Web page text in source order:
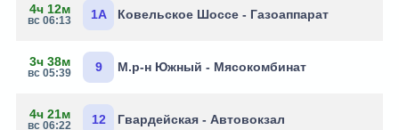
4ч 12м
вс 06:13 1А Ковельское Шоссе - Газоаппарат
3ч 38м
вс 05:39 9 М.р-н Южный - Мясокомбинат
4ч 21м
вс 06:22 12 Гвардейская - Автовокзал